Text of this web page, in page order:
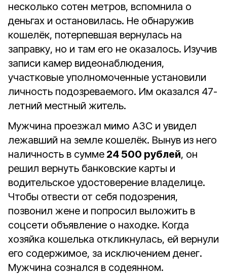
несколько сотен метров, вспомнила о
деньгах и остановилась. Не обнаружив
кошелёк, потерпевшая вернулась на
заправку, но и там его не оказалось. Изучив
записи камер видеонаблюдения,
участковые уполномоченные установили
личность подозреваемого. Им оказался 47-
летний местный житель.
Мужчина проезжал мимо АЗС и увидел
лежавший на земле кошелёк. Вынув из него
наличность в сумме 24 500 рублей, он
решил вернуть банковские карты и
водительское удостоверение владелице.
Чтобы отвести от себя подозрения,
позвонил жене и попросил выложить в
соцсети объявление о находке. Когда
хозяйка кошелька откликнулась, ей вернули
его содержимое, за исключением денег.
Мужчина сознался в содеянном.